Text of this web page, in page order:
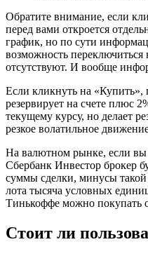
Обратите внимание, если
перед вами откроется
график, но по сути
возможность переключиться
отсутствуют. И вообще
Если кликнуть на
резервирует на счете плюс
текущему курсу, но делает
резкое волатильное
На валютном рынке, если вы
Сбербанк Инвестор брокер
суммы сделки, минусы
лота тысяча условных
Тинькоффе можно покупать
Стоит ли